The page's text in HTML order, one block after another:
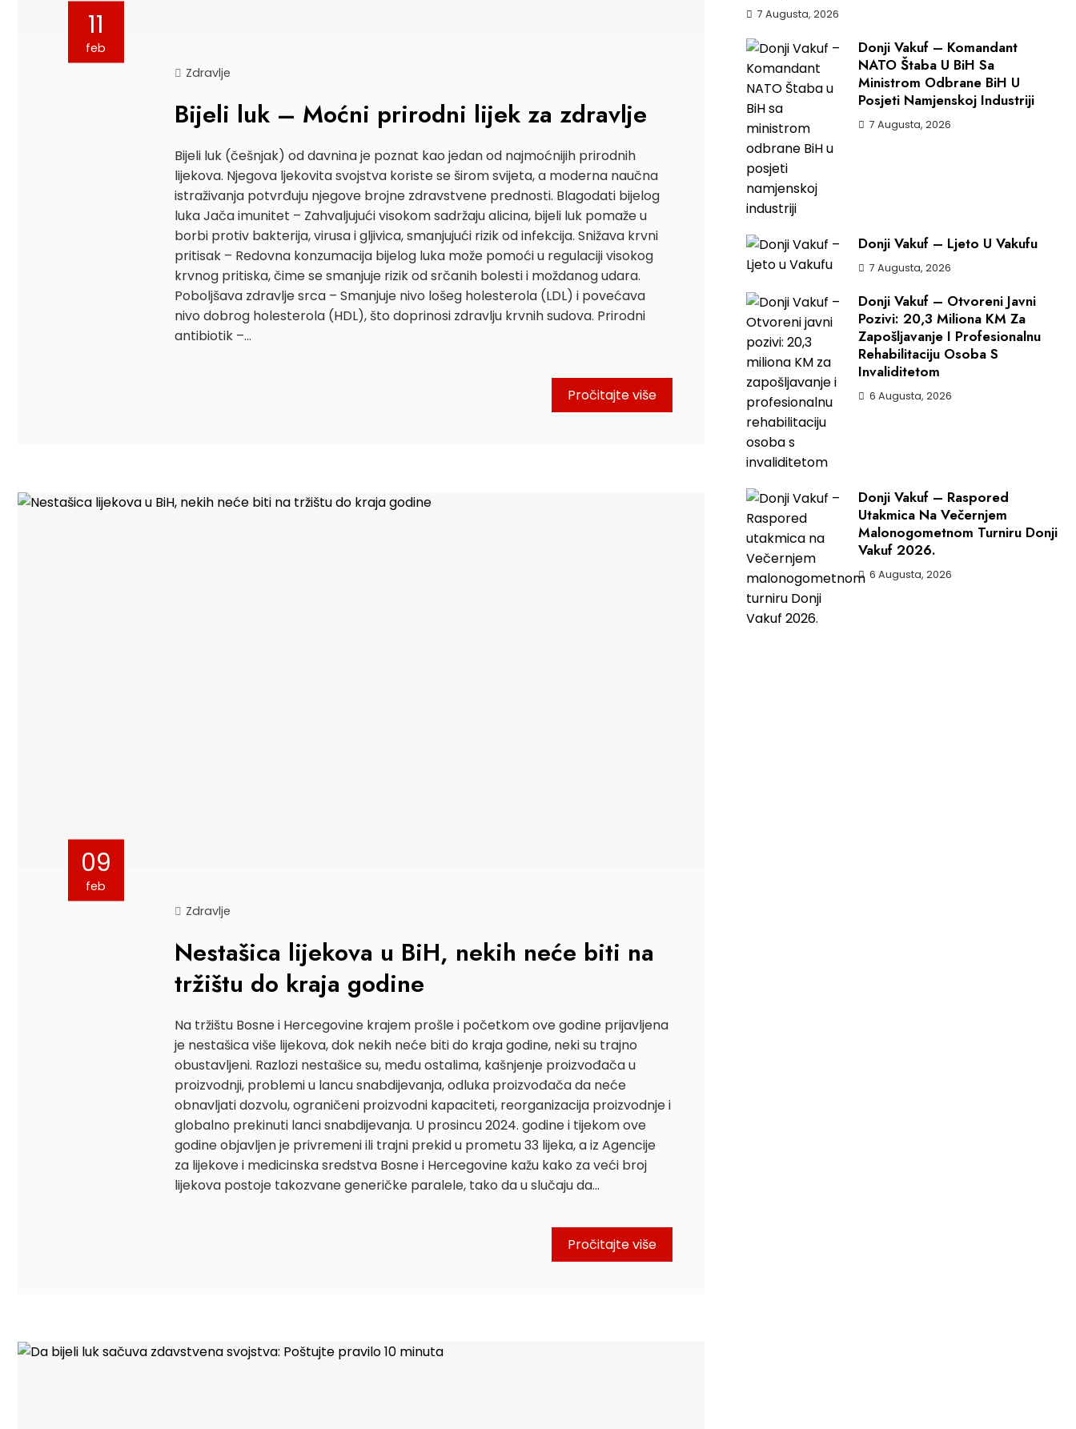
11
feb
Zdravlje
Bijeli luk – Moćni prirodni lijek za zdravlje
Bijeli luk (češnjak) od davnina je poznat kao jedan od najmoćnijih prirodnih
lijekova. Njegova ljekovita svojstva koriste se širom svijeta, a moderna naučna
istraživanja potvrđuju njegove brojne zdravstvene prednosti. Blagodati bijelog
luka Jača imunitet – Zahvaljujući visokom sadržaju alicina, bijeli luk pomaže u
borbi protiv bakterija, virusa i gljivica, smanjujući rizik od infekcija. Snižava krvni
pritisak – Redovna konzumacija bijelog luka može pomoći u regulaciji visokog
krvnog pritiska, čime se smanjuje rizik od srčanih bolesti i moždanog udara.
Poboljšava zdravlje srca – Smanjuje nivo lošeg holesterola (LDL) i povećava
nivo dobrog holesterola (HDL), što doprinosi zdravlju krvnih sudova. Prirodni
antibiotik –…
Pročitajte više
09
feb
Zdravlje
Nestašica lijekova u BiH, nekih neće biti na
tržištu do kraja godine
Na tržištu Bosne i Hercegovine krajem prošle i početkom ove godine prijavljena
je nestašica više lijekova, dok nekih neće biti do kraja godine, neki su trajno
obustavljeni. Razlozi nestašice su, među ostalima, kašnjenje proizvođača u
proizvodnji, problemi u lancu snabdijevanja, odluka proizvođača da neće
obnavljati dozvolu, ograničeni proizvodni kapaciteti, reorganizacija proizvodnje i
globalno prekinuti lanci snabdijevanja. U prosincu 2024. godine i tijekom ove
godine objavljen je privremeni ili trajni prekid u prometu 33 lijeka, a iz Agencije
za lijekove i medicinska sredstva Bosne i Hercegovine kažu kako za veći broj
lijekova postoje takozvane generičke paralele, tako da u slučaju da…
Pročitajte više
7 Augusta, 2026
Donji Vakuf – Komandant
NATO Štaba U BiH Sa
Ministrom Odbrane BiH U
Posjeti Namjenskoj Industriji
7 Augusta, 2026
Donji Vakuf – Ljeto U Vakufu
7 Augusta, 2026
Donji Vakuf – Otvoreni Javni
Pozivi: 20,3 Miliona KM Za
Zapošljavanje I Profesionalnu
Rehabilitaciju Osoba S
Invaliditetom
6 Augusta, 2026
Donji Vakuf – Raspored
Utakmica Na Večernjem
Malonogometnom Turniru Donji
Vakuf 2026.
6 Augusta, 2026